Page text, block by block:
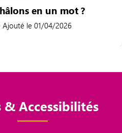
en un mot ?
Ajouté le 01/04/2026
& Accessibilités